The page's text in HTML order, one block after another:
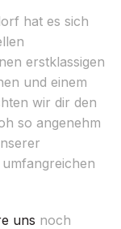
hat es sich
erstklassigen
und einem
wir dir den
so angenehm
uns noch